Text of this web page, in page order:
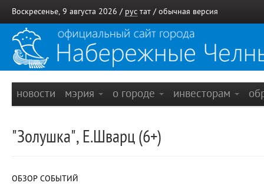
Воскресенье, 9 августа 2026 / рус тат / обычная версия
новости мэрия о городе инвесторам
"Золушка", Е.Шварц (6+)
ОБЗОР СОБЫТИЙ